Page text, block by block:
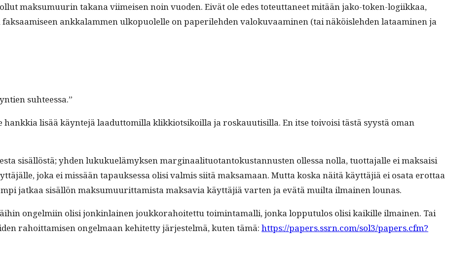
mak­sumuurin takana viimeisen noin vuo­den. Eivät ole edes toteut­ta­neet mitään jako-token-logi­ikkaa,
ankkalam­men ulkop­uolelle on paper­ile­hden val­oku­vaami­nen (tai näköisle­hden lataami­nen ja
suhteessa.”
lisää käyn­te­jä laadut­tomil­la klikkiot­sikoil­la ja roskauutisil­la. En itse toivoisi tästä syys­tä oman
sisäl­löstä; yhden lukukuelämyk­sen mar­gin­aal­i­tuotan­tokus­tan­nusten ollessa nol­la, tuot­ta­jalle ei mak­saisi
joka ei mis­sään tapauk­ses­sa olisi valmis siitä mak­samaan. Mut­ta kos­ka näitä käyt­täjiä ei osa­ta erot­taa
jatkaa sisäl­lön mak­sumuu­rit­tamista mak­savia käyt­täjiä varten ja evätä muil­ta ilmainen lounas.
ongelmi­in olisi jonkin­lainen joukko­ra­hoitet­tu toim­inta­malli, jon­ka lop­putu­los olisi kaikille ilmainen. Tai
rahoit­tamisen ongel­maan kehitet­ty jär­jestelmä, kuten tämä: https://papers.ssrn.com/sol3/papers.cfm?